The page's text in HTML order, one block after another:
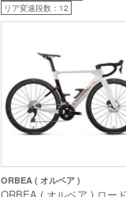
リア変速段数：12
ORBEA ( オルベア )
ORBEA ( オルベア ) ロー